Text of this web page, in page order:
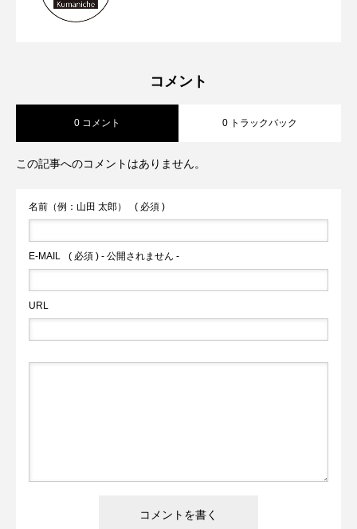
2023.06.26
プン前倒しへ 山都町の通潤橋が熊本県
対話式ＡＩ ＣｈａｔＧＰＴの実証実験
を申請へ
コメント
0 コメント 0 トラックバック
この記事へのコメントはありません。
名前（例：山田 太郎） ( 必須 )
E-MAIL ( 必須 ) - 公開されません -
URL